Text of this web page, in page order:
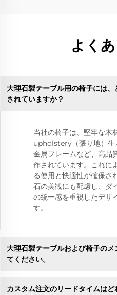
よく
大理石製テーブル用の椅子には
されていますか？
当社の椅子は、堅牢な木
upholstery（張り地）生
金属フレームなど、高品
作されています。これに
る使用と快適性が確保さ
石の美観にも配慮し、ダ
の統一感を重視したデザ
す。
大理石製テーブルおよび椅子のメ
てください。
カスタム注文のリードタイムはど